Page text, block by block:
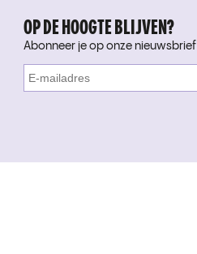
OP DE HOOGTE BLIJVEN?
Abonneer je op onze nieuwsbrief